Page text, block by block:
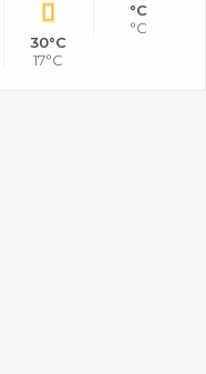
30°C
17°C
°C
°C